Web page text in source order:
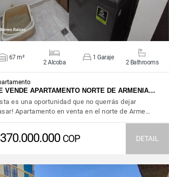
67 m²
2 Alcoba
1 Garaje
2 Bathrooms
VENDE APARTAMENTO NORTE DE ARMENIA…
es una oportunidad que no querrás dejar
Apartamento en venta en el norte de Arme…
COP DETAIL